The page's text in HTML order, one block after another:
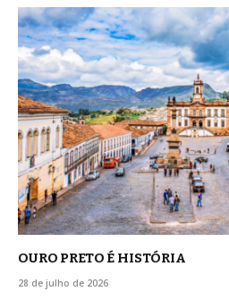
OURO PRETO É HISTÓRIA
28 de julho de 2026